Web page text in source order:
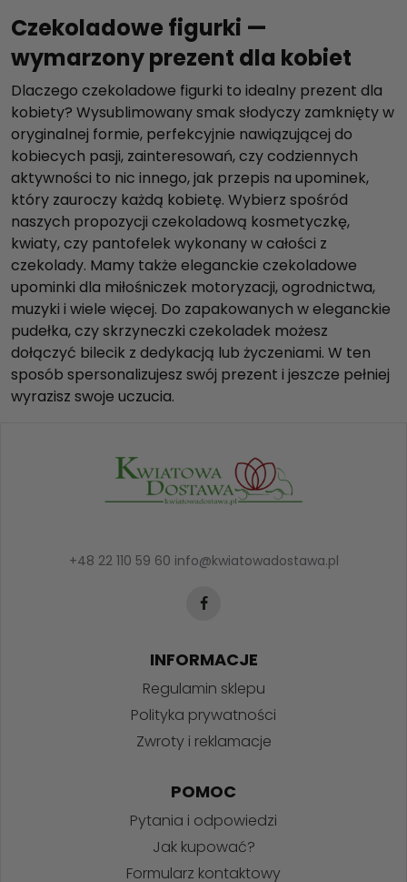
Czekoladowe figurki —
wymarzony prezent dla kobiet
Dlaczego czekoladowe figurki to idealny prezent dla
kobiety? Wysublimowany smak słodyczy zamknięty w
oryginalnej formie, perfekcyjnie nawiązującej do
kobiecych pasji, zainteresowań, czy codziennych
aktywności to nic innego, jak przepis na upominek,
który zauroczy każdą kobietę. Wybierz spośród
naszych propozycji czekoladową kosmetyczkę,
kwiaty, czy pantofelek wykonany w całości z
czekolady. Mamy także eleganckie czekoladowe
upominki dla miłośniczek motoryzacji, ogrodnictwa,
muzyki i wiele więcej. Do zapakowanych w eleganckie
pudełka, czy skrzyneczki czekoladek możesz
dołączyć bilecik z dedykacją lub życzeniami. W ten
sposób spersonalizujesz swój prezent i jeszcze pełniej
wyrazisz swoje uczucia.
+48 22 110 59 60 info@kwiatowadostawa.pl
INFORMACJE
Regulamin sklepu
Polityka prywatności
Zwroty i reklamacje
POMOC
Pytania i odpowiedzi
Jak kupować?
Formularz kontaktowy